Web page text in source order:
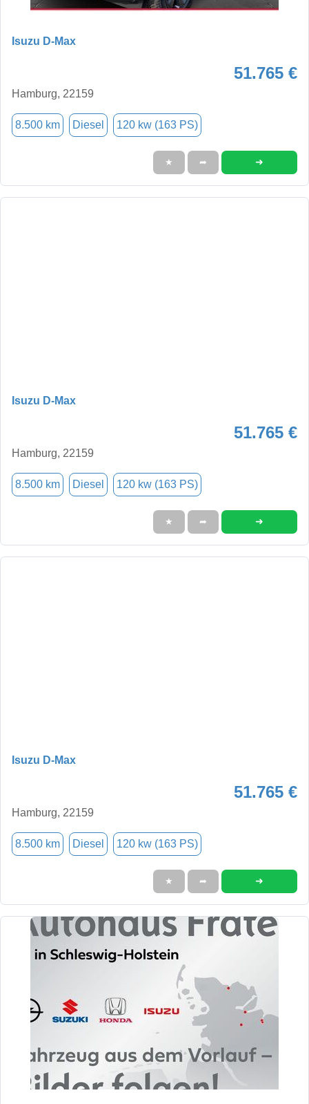
Isuzu D-Max
51.765 €
Hamburg, 22159
8.500 km Diesel 120 kw (163 PS)
★ ➦ ➜
Isuzu D-Max
51.765 €
Hamburg, 22159
8.500 km Diesel 120 kw (163 PS)
★ ➦ ➜
Isuzu D-Max
51.765 €
Hamburg, 22159
8.500 km Diesel 120 kw (163 PS)
★ ➦ ➜